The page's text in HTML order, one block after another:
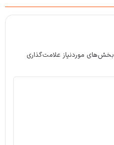
بخش‌های موردنیاز علامت‌گذاری